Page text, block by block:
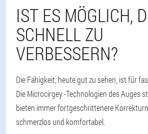
IST ES MÖGLICH,
SCHNELL ZU
VERBESSERN?
Die Fähigkeit, heute gut zu sehen, ist für
Die Microcirgey -Technologien des Auges
bieten immer fortgeschrittenere
schmerzlos und komfortabel.